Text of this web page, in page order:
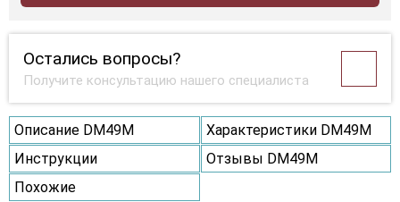
Остались вопросы?
Получите консультацию нашего специалиста
Описание DM49M
Характеристики DM49M
Инструкции
Отзывы DM49M
Похожие